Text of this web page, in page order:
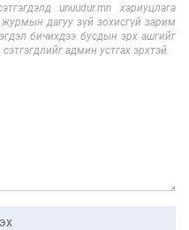
unuudur.mn хариуцлага
дагуу зүй зохисгүй зарим
бичихдээ бусдын эрх ашгийг
админ устгах эрхтэй.